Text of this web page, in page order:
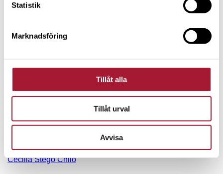
Statistik
Marknadsföring
Tillåt alla
Tillåt urval
Avvisa
PORTRÄTT
”Ett sparande på börsen i dag ger
dig fler möjligheter i morgon”